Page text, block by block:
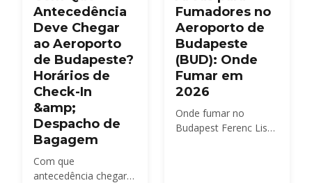
Antecedência
Deve Chegar
ao Aeroporto
de Budapeste?
Horários de
Check-In
&amp;
Despacho de
Bagagem
Com que
antecedência chegar
Fumadores no
Aeroporto de
Budapeste
(BUD): Onde
Fumar em
2026
Onde fumar no
Budapest Ferenc Liszt